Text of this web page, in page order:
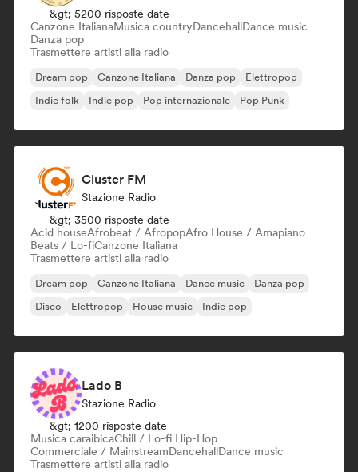
&gt; 5200 risposte date
Canzone ItalianaMusica countryDancehallDance music
Danza pop
Trasmettere artisti alla radio
Dream pop Canzone Italiana Danza pop
Elettropop
Indie folk
Indie pop Pop internazionale Pop Punk
Cluster FM
Stazione Radio
&gt; 3500 risposte date
Acid houseAfrobeat / AfropopAfro House / Amapiano
Beats / Lo-fiCanzone Italiana
Trasmettere artisti alla radio
Dream pop Canzone Italiana Dance music
Danza pop
Disco
Elettropop House music Indie pop
Lado B
Stazione Radio
&gt; 1200 risposte date
Musica caraibicaChill / Lo-fi Hip-Hop
Commerciale / MainstreamDancehallDance music
Trasmettere artisti alla radio